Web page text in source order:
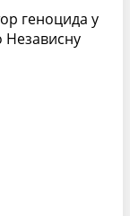
геноцида у
Независну